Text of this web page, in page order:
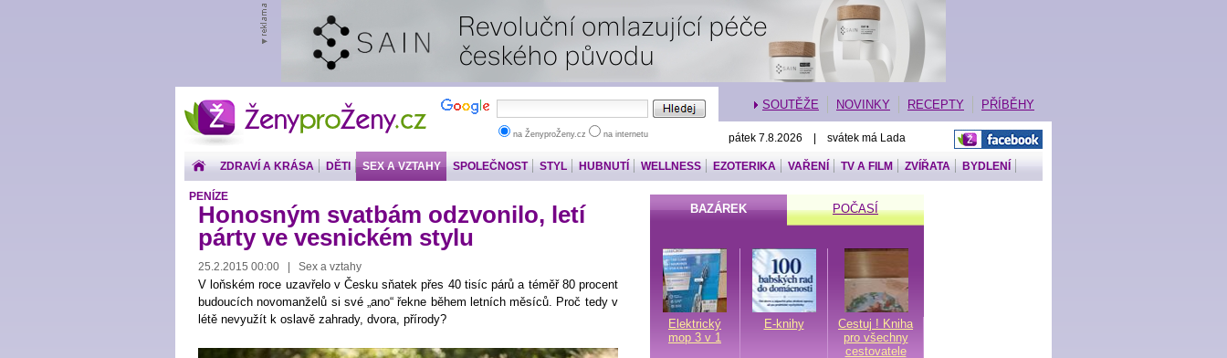
ŽenyproŽeny.cz
na ŽenyproŽeny.cz na internetu
SOUTĚŽE NOVINKY RECEPTY PŘÍBĚHY
pátek 7.8.2026 | svátek má Lada
ZDRAVÍ A KRÁSA DĚTI SEX A VZTAHY SPOLEČNOST STYL HUBNUTÍ WELLNESS EZOTERIKA VAŘENÍ TV A FILM ZVÍŘATA BYDLENÍ
PENÍZE
Honosným svatbám odzvonilo, letí
párty ve vesnickém stylu
25.2.2015 00:00 | Sex a vztahy
V loňském roce uzavřelo v Česku sňatek přes 40 tisíc párů a téměř 80 procent
budoucích novomanželů si své „ano“ řekne během letních měsíců. Proč tedy v
létě nevyužít k oslavě zahrady, dvora, přírody?
BAZÁREK POČASÍ
Elektrický
mop 3 v 1
E-knihy
Cestuj ! Kniha
pro všechny
cestovatele